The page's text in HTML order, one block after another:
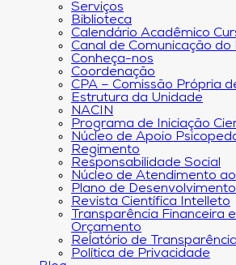
Serviços
Biblioteca
Calendário Acadêmico
Canal de Comunicação do
Conheça-nos
Coordenação
CPA – Comissão Própria
Estrutura da Unidade
NACIN
Programa de Iniciação
Núcleo de Apoio
Regimento
Responsabilidade Social
Núcleo de Atendimento
Plano de
Revista Científica Intelleto
Transparência Financeira
Orçamento
Relatório de
Política de Privacidade